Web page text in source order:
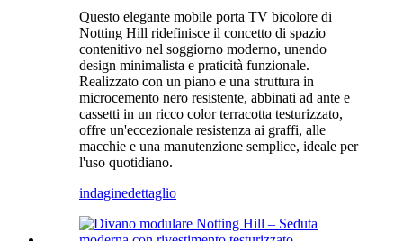
Questo elegante mobile porta TV bicolore di
Notting Hill ridefinisce il concetto di spazio
contenitivo nel soggiorno moderno, unendo
design minimalista e praticità funzionale.
Realizzato con un piano e una struttura in
microcemento nero resistente, abbinati ad ante e
cassetti in un ricco color terracotta testurizzato,
offre un'eccezionale resistenza ai graffi, alle
macchie e una manutenzione semplice, ideale per
l'uso quotidiano.
indaginedettaglio